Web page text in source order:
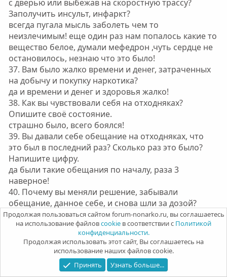
с дверью или выбежав на скоростную трассу?
Заполучить инсульт, инфаркт?
всегда пугала мысль заболеть чем то
неизлечимым! еще один раз нам попалось какие то
вещество белое, думали мефедрон ,чуть сердце не
остановилось, незнаю что это было!
37. Вам было жалко времени и денег, затраченных
на добычу и покупку наркотика?
да и времени и денег и здоровья жалко!
38. Как вы чувствовали себя на отходняках?
Опишите своё состояние.
страшно было, всего боялся!
39. Вы давали себе обещание на отходняках, что
это был в последний раз? Сколько раз это было?
Напишите цифру.
да были такие обещания по началу, раза 3
наверное!
40. Почему вы меняли решение, забывали
обещание, данное себе, и снова шли за дозой?
Какова причина была, на ваш взгляд?
друзья приходили, или встречались как то с ними
случайно, я не мог отказать!
41. Боялись ли вы, что кто-то заметит, что вы под
наркотиком? Если да, то о каких людях речь? И
почему вы боялись быть обличены?
Продолжая пользоваться сайтом forum-nonarko.ru, вы соглашаетесь
на использование файловcookie в соответствии с Политикой
конфиденциальности.
Продолжая использовать этот сайт, Вы соглашаетесь на
использование наших файлов cookie.
Принять
Узнать больше...